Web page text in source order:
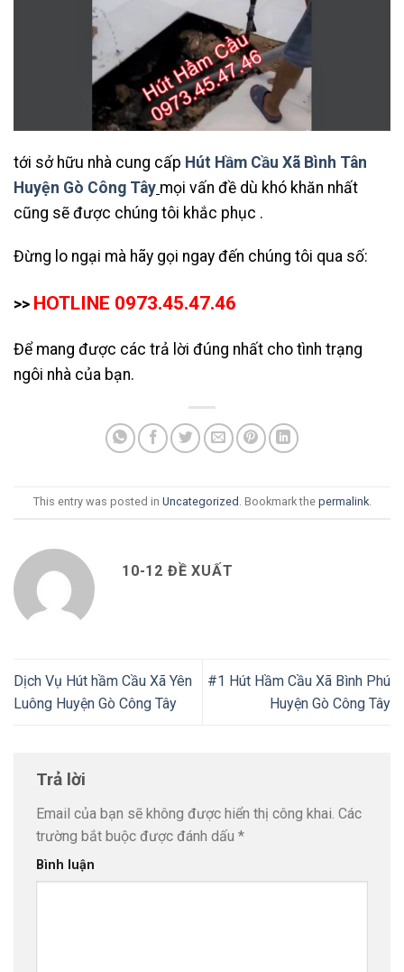
tới sở hữu nhà cung cấp Hút Hầm Cầu Xã Bình Tân
Huyện Gò Công Tây mọi vấn đề dù khó khăn nhất
cũng sẽ được chúng tôi khắc phục .
Đừng lo ngại mà hãy gọi ngay đến chúng tôi qua số:
>> HOTLINE 0973.45.47.46
Để mang được các trả lời đúng nhất cho tình trạng
ngôi nhà của bạn.
This entry was posted in Uncategorized . Bookmark the permalink.
10-12 ĐỀ XUẤT
Dịch Vụ Hút hầm Cầu Xã Yên
Luông Huyện Gò Công Tây
#1 Hút Hầm Cầu Xã Bình Phú
Huyện Gò Công Tây
Trả lời
Email của bạn sẽ không được hiển thị công khai. Các
trường bắt buộc được đánh dấu *
Bình luận